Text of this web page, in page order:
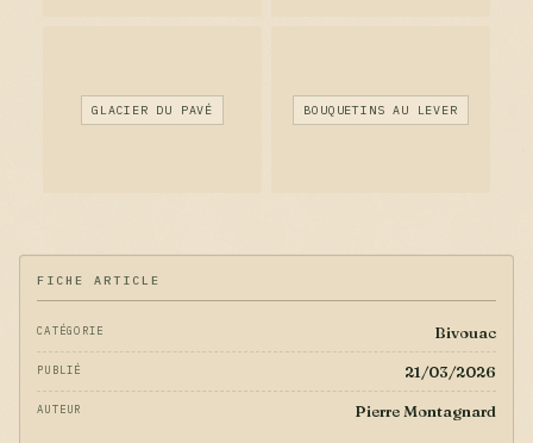
GLACIER DU PAVÉ BOUQUETINS AU LEVER
FICHE ARTICLE
CATÉGORIE Bivouac
PUBLIÉ 21/03/2026
AUTEUR Pierre Montagnard